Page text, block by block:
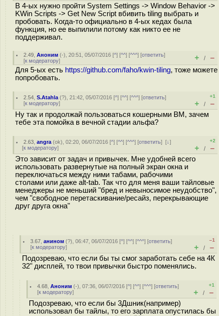
В 4-ых нужно пройти System Settings -> Window Behavior ->
KWin Scripts -> Get New Script вбивить tiling выбрать и
пробовать. Когда-то официально в 4-ых кедах была
функция, но ее выпилили потому как никто ее не
поддерживал.
2.49 ,Аноним (-), 20:51, 05/07/2016 [^] [^^] [^^^] [ответить]
[к модератору] + / –
Для 5-ых есть https://github.com/faho/kwin-tiling, тоже можете
попробовать.
2.54 ,S.Atahla (?), 21:42, 05/07/2016 [^] [^^] [^^^] [ответить]
[к модератору]
+1
+ / –
Ну так и продолжай пользоваться кошерными ВМ, зачем
тебе эта помойка в вечной стадии альфа?
2.63 ,angra (ok), 02:20, 06/07/2016 [^] [^^] [^^^] [ответить][↓]
[к модератору]
+2
+ / –
Это зависит от задач и привычек. Мне удобней всего
использовать развернутые на полный экран окна и
переключаться между ними табами, рабочими
столами или даже alt-tab. Так что для меня ваши тайловые
менеджеры не меньший "бред и невыносимое неудобство",
чем "свободное перетаскивание/ресайз, перекрывающие
друг друга окна"
3.67 ,анином (?), 06:47, 06/07/2016 [^] [^^] [^^^] [ответить]
[к модератору]
–1
+ / –
Подозреваю, что если бы ты смог заработать себе на 4К
32" дисплей, то твои привычки быстро поменялись.
4.68 ,Аноним (-), 07:36, 06/07/2016 [^] [^^] [^^^] [ответить]
[к модератору]
+1
+ / –
Подозреваю, что если бы 3Дшник(например)
использовал бы тайлы, то его зарплата опустилась бы